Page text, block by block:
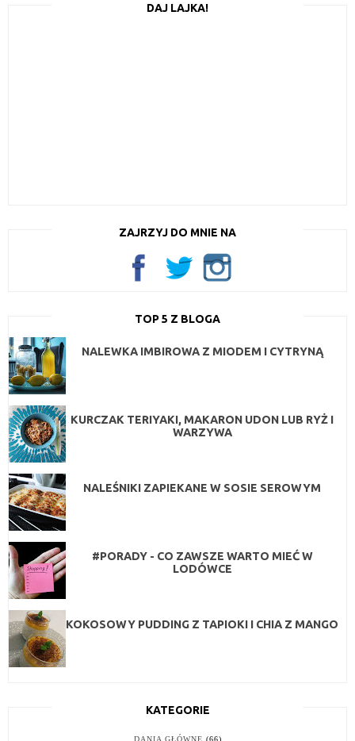
DAJ LAJKA!
ZAJRZYJ DO MNIE NA
TOP 5 Z BLOGA
NALEWKA IMBIROWA Z MIODEM I CYTRYNĄ
KURCZAK TERIYAKI, MAKARON UDON LUB RYŻ I
WARZYWA
NALEŚNIKI ZAPIEKANE W SOSIE SEROWYM
#PORADY - CO ZAWSZE WARTO MIEĆ W
LODÓWCE
KOKOSOWY PUDDING Z TAPIOKI I CHIA Z MANGO
KATEGORIE
DANIA GŁÓWNE (66)